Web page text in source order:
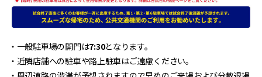
・一般駐車場の開門は7:30となります。
・近隣店舗への駐車や路上駐車はご遠慮ください。